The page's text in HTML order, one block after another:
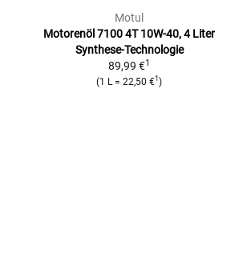
Motul
Motorenöl 7100 4T 10W-40, 4 Liter
Synthese-Technologie
89,99 €1
(1 L = 22,50 €1 )